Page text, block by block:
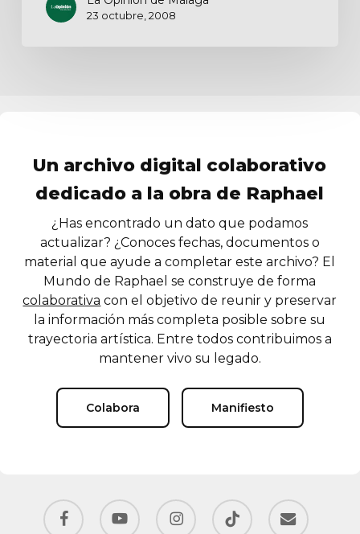
23 octubre, 2008
Un archivo digital colaborativo
dedicado a la obra de Raphael
¿Has encontrado un dato que podamos
actualizar? ¿Conoces fechas, documentos o
material que ayude a completar este archivo? El
Mundo de Raphael se construye de forma
colaborativa con el objetivo de reunir y preservar
la información más completa posible sobre su
trayectoria artística. Entre todos contribuimos a
mantener vivo su legado.
Colabora Manifiesto
facebook youtube instagram tiktok email